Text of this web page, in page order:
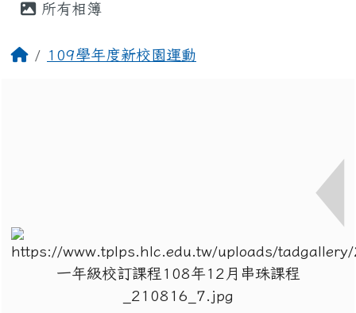
所有相簿
回首頁109學年度新校園運動